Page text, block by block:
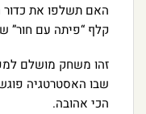
האם תשלפו את
קלף “פיתה עם חור”
זהו משחק מושלם
שבו האסטרטגיה
הכי אהובה.